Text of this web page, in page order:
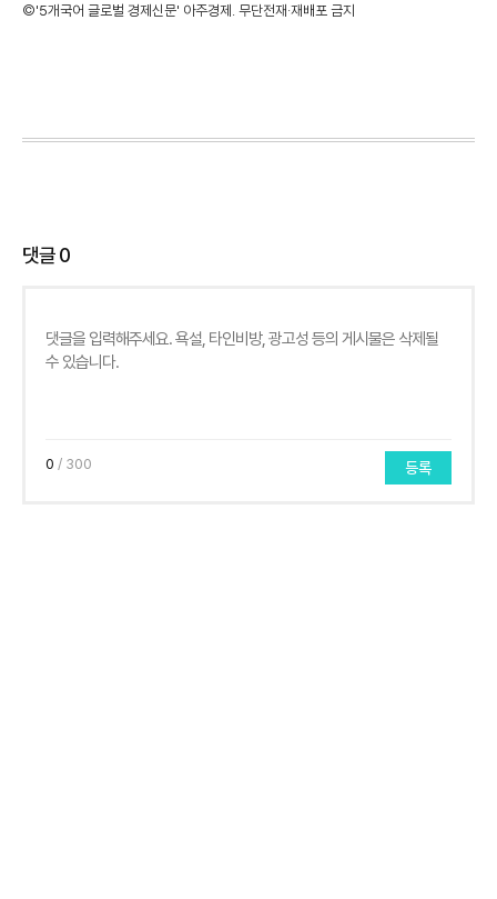
©'5개국어 글로벌 경제신문' 아주경제. 무단전재·재배포 금지
댓글0
0 / 300 등록